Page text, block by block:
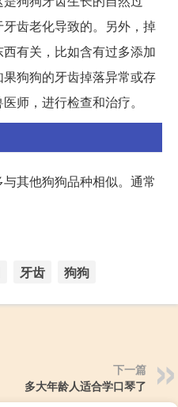
齿老化导致的。另外，掉
有关，比如含有过多添加
狗狗的牙齿掉落异常或存
师，进行检查和治疗。
其他狗狗品种相似。通常
牙齿 狗狗
下一篇
多大年龄人适合学口琴了